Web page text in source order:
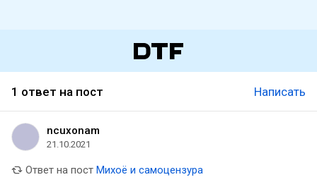
1 ответ на пост Написать
ncuxonam
21.10.2021
Ответ на пост Михоё и самоцензура